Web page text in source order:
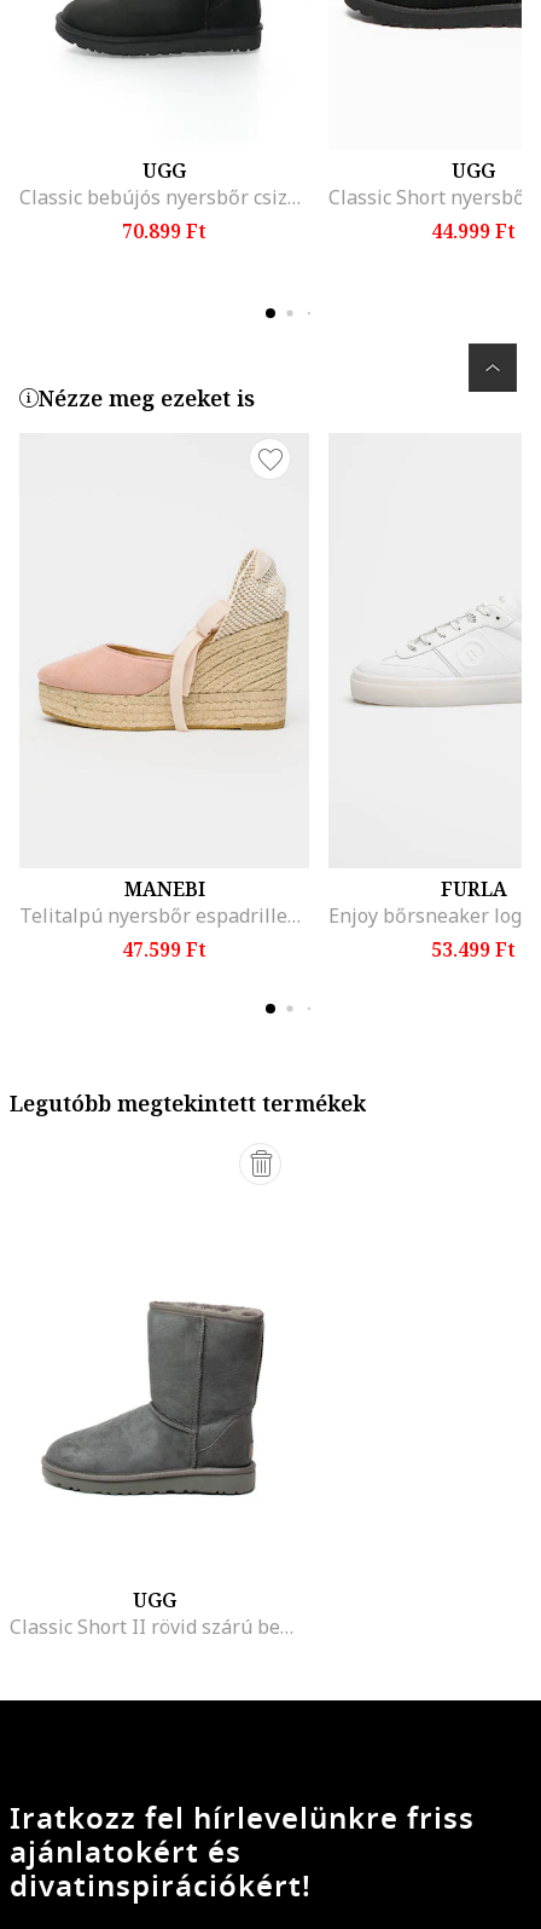
UGG
Classic bebújós nyersbőr csizma
70.899 Ft
UGG
44.999 Ft
Nézze meg ezeket is
MANEBI
Telitalpú nyersbőr espadrilles, Bézs/Rózsaszín
47.599 Ft
FURLA
53.499 Ft
Legutóbb megtekintett termékek
UGG
Classic Short II rövid szárú bebújós nyersbőr csizma
Iratkozz fel hírlevelünkre friss
ajánlatokért és
divatinspirációkért!